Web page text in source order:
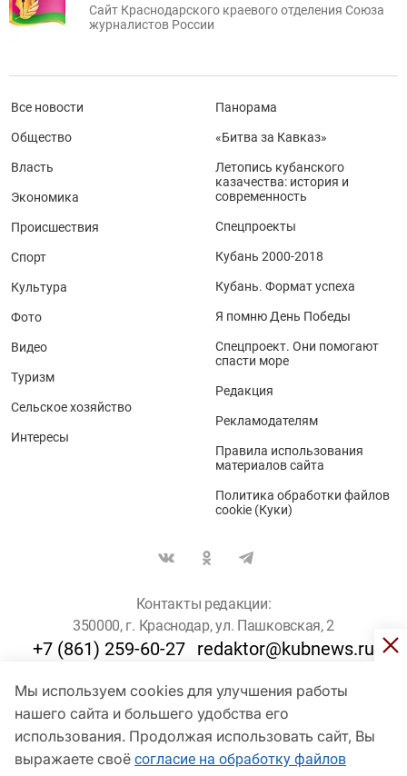
Мы используем cookies для улучшения работы
нашего сайта и большего удобства его
использования. Продолжая использовать сайт, Вы
выражаете своё согласие на обработку файлов
Сайт Краснодарского краевого отделения Союза
журналистов России
Все новости
Общество
Власть
Экономика
Происшествия
Спорт
Культура
Фото
Видео
Туризм
Сельское хозяйство
Интересы
Панорама
«Битва за Кавказ»
Летопись кубанского
казачества: история и
современность
Спецпроекты
Кубань 2000-2018
Кубань. Формат успеха
Я помню День Победы
Спецпроект. Они помогают
спасти море
Редакция
Рекламодателям
Правила использования
материалов сайта
Политика обработки файлов
cookie (Куки)
Контакты редакции:
350000, г. Краснодар, ул. Пашковская, 2
+7 (861) 259-60-27 redaktor@kubnews.ru
Для пользователей старше 16 лет
© Кубанские Новости, 2017
Сетевое издание «kubnews» зарегистрировано Федеральной
службой по надзору в сфере связи, информационных технологий